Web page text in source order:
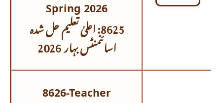
Spring 2026
8625: اعلیٰ تعلیم حل شدہ
اسائنمنٹسبہار 2026
8626-Teacher